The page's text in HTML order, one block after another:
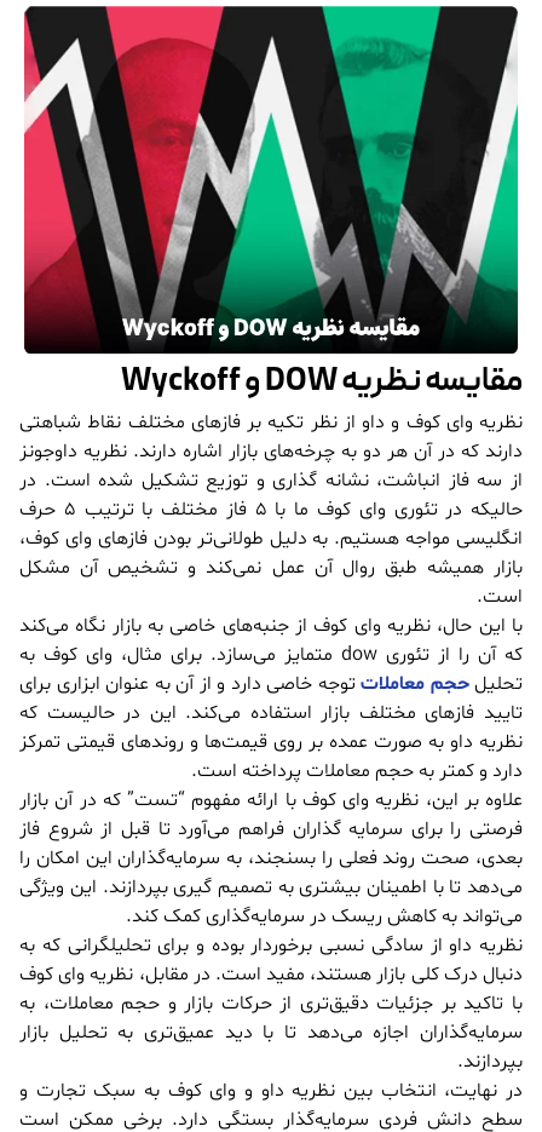
مقایسه نظریه DOW و Wyckoff
نظریه وای کوف و داو از نظر تکیه بر فاز‌های مختلف نقاط شباهتی
دارند که در آن هر دو به چرخه‌های بازار اشاره دارند. نظریه داوجونز
از سه فاز انباشت، نشانه گذاری و توزیع تشکیل شده است. در
حالیکه در تئوری وای کوف ما با 5 فاز مختلف با ترتیب 5 حرف
انگلیسی مواجه هستیم. به دلیل طولانی‌تر بودن فاز‌های وای کوف،
بازار همیشه طبق روال آن عمل نمی‌کند و تشخیص‌ آن مشکل
است.
با این حال، نظریه وای کوف از جنبه‌های خاصی به بازار نگاه می‌کند
که آن را از تئوری dow متمایز می‌سازد. برای مثال، وای کوف به
تحلیلحجم معاملاتتوجه خاصی دارد و از آن به عنوان ابزاری برای
تایید فازهای مختلف بازار استفاده می‌کند. این در حالیست که
نظریه داو به صورت عمده بر روی قیمت‌ها و روندهای قیمتی تمرکز
دارد و کمتر به حجم معاملات پرداخته است.
علاوه بر این، نظریه وای کوف با ارائه مفهوم “تست” که در آن بازار
فرصتی را برای سرمایه گذاران فراهم می‌آورد تا قبل از شروع فاز
بعدی، صحت روند فعلی را بسنجند، به سرمایه‌گذاران این امکان را
می‌دهد تا با اطمینان بیشتری به تصمیم گیری بپردازند. این ویژگی
می‌تواند به کاهش ریسک در سرمایه‌گذاری کمک کند.
نظریه داو از سادگی نسبی برخوردار بوده و برای تحلیلگرانی که به
دنبال درک کلی بازار هستند، مفید است. در مقابل، نظریه وای کوف
با تاکید بر جزئیات دقیق‌تری از حرکات بازار و حجم معاملات، به
سرمایه‌گذاران اجازه می‌دهد تا با دید عمیق‌تری به تحلیل بازار
بپردازند.
در نهایت، انتخاب بین نظریه داو و وای کوف به سبک تجارت و
سطح دانش فردی سرمایه‌گذار بستگی دارد. برخی ممکن است